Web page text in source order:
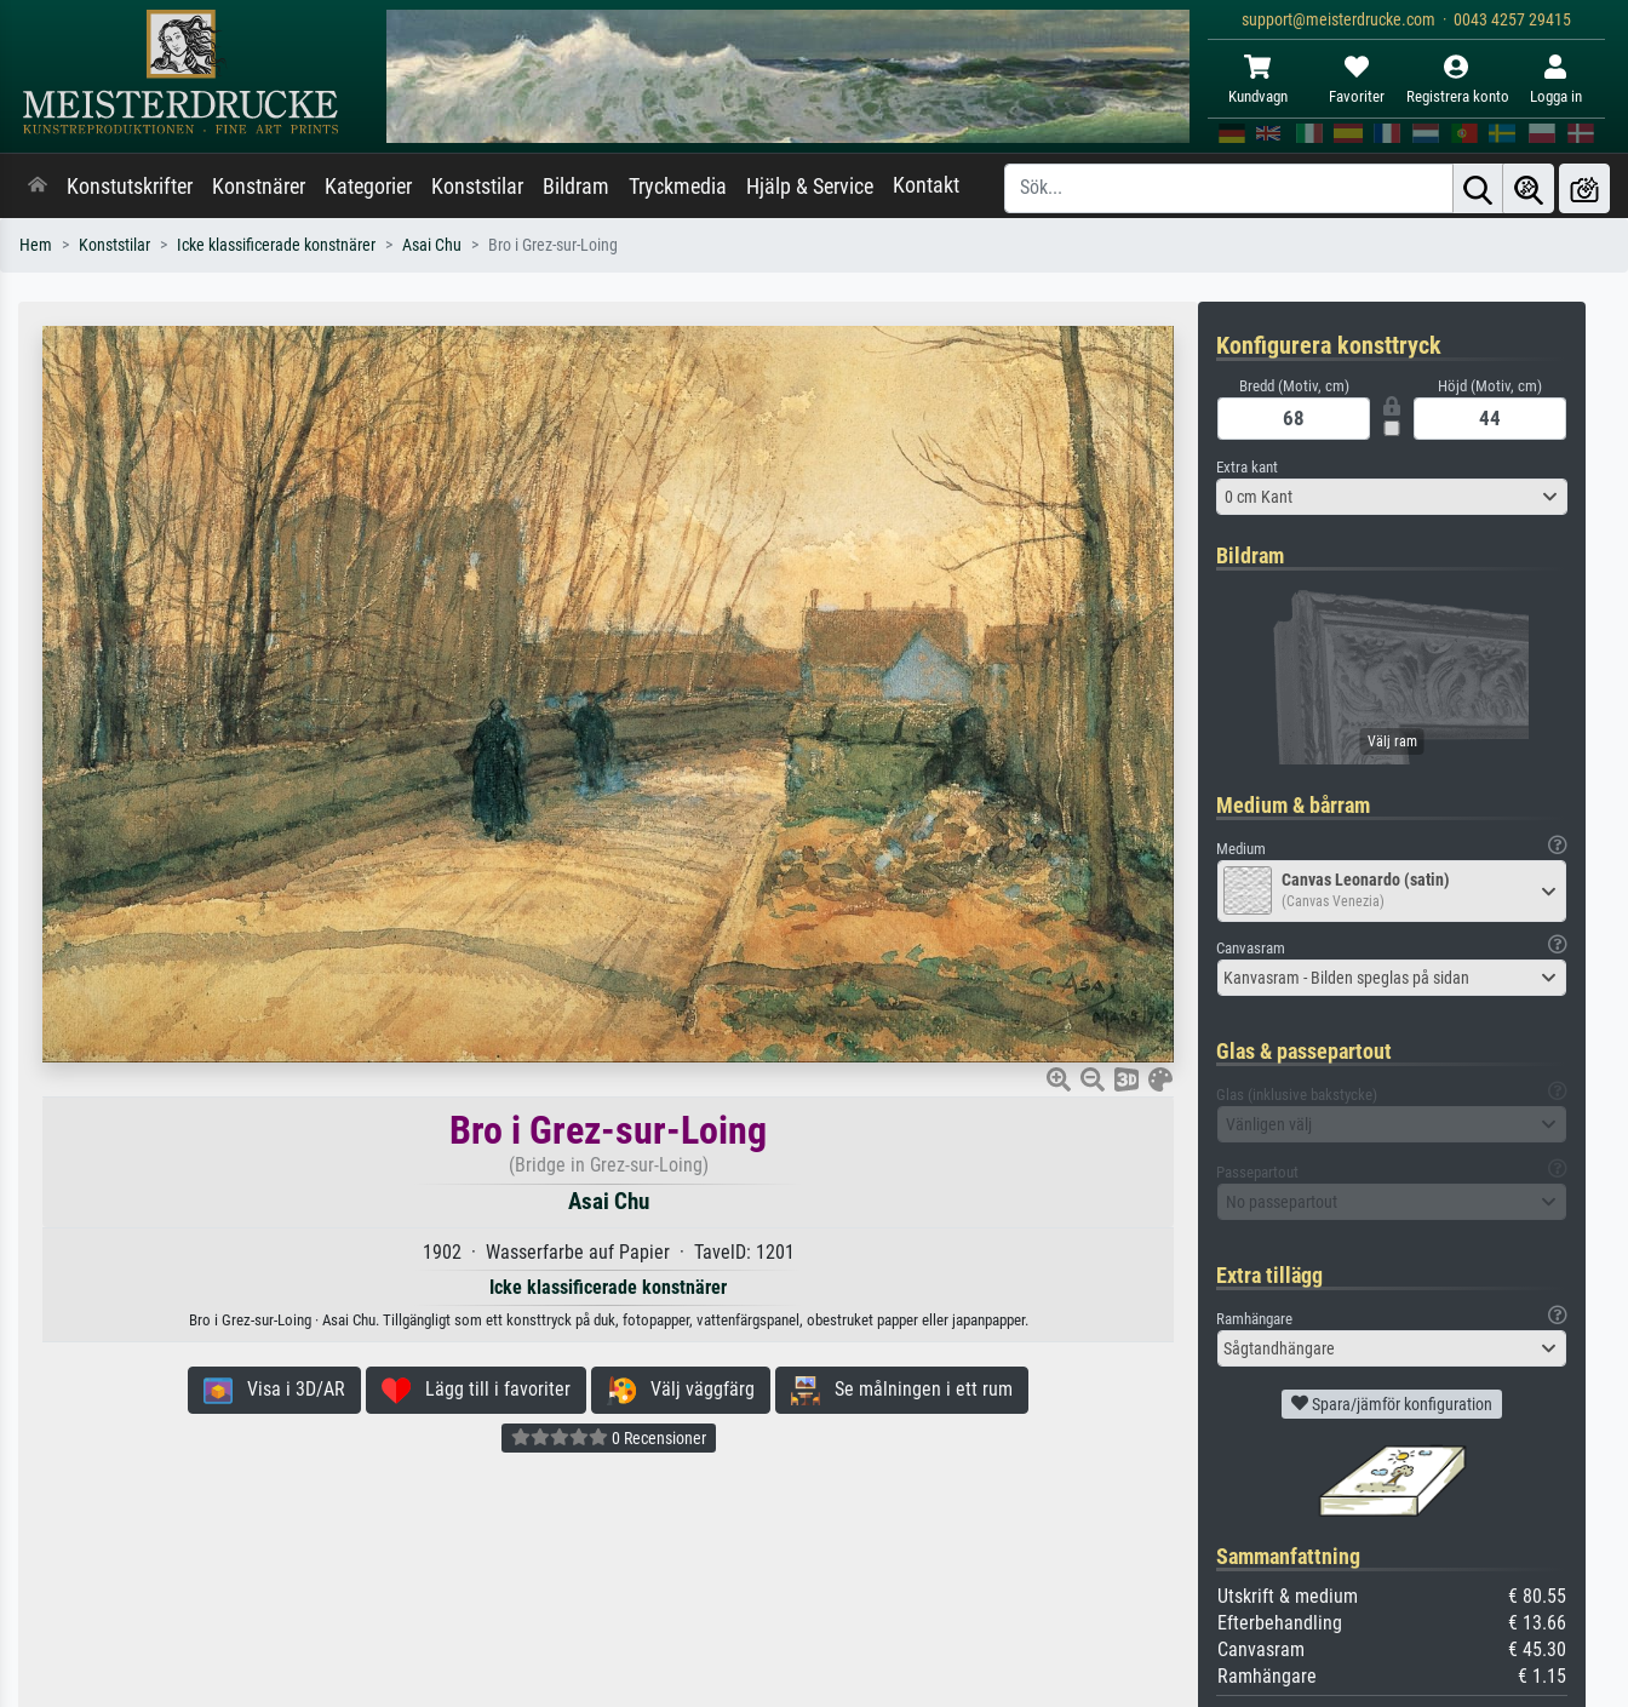
support@meisterdrucke.com · 0043 4257 29415
Kundvagn Favoriter Registrera konto Logga in
Konstutskrifter Konstnärer Kategorier Konststilar Bildram Tryckmedia Hjälp & Service Kontakt
Hem Konststilar Icke klassificerade konstnärer Asai Chu Bro i Grez-sur-Loing
Bro i Grez-sur-Loing
(Bridge in Grez-sur-Loing)
Asai Chu
1902 · Wasserfarbe auf Papier · TavelD: 1201
Icke klassificerade konstnärer
Bro i Grez-sur-Loing · Asai Chu. Tillgängligt som ett konsttryck på duk, fotopapper, vattenfärgspanel, obestruket papper eller japanpapper.
Visa i 3D/AR Lägg till i favoriter Välj väggfärg Se målningen i ett rum
0 Recensioner
Konfigurera konsttryck
Bredd (Motiv, cm) Höjd (Motiv, cm)
Extra kant
0 cm Kant
Bildram
Medium & bårram
Medium
Canvas Leonardo (satin)
(Canvas Venezia)
Canvasram
Kanvasram - Bilden speglas på sidan
Glas & passepartout
Glas (inklusive bakstycke)
Vänligen välj
Passepartout
No passepartout
Extra tillägg
Ramhängare
Sågtandhängare
Spara/jämför konfiguration
Sammanfattning
Utskrift & medium
€ 80.55
Efterbehandling
€ 13.66
Canvasram
€ 45.30
Ramhängare
€ 1.15